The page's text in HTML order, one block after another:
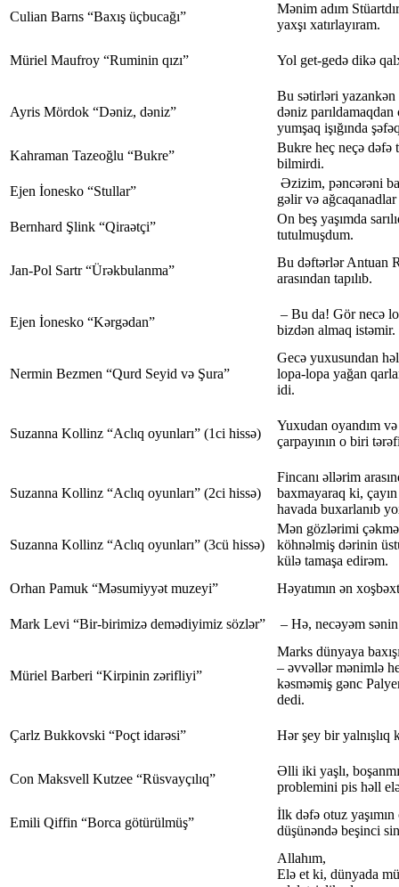
Culian Barns “Baxış üçbucağı”
Mənim adım
yaxşı xatırlayıram.
Müriel Maufroy “Ruminin qızı” Yol get-gedə dikə
Ayris Mördok “Dəniz, dəniz”
Bu sətirləri yazankən
dəniz
yumşaq işığında
Kahraman Tazeoğlu “Bukre”
Bukre heç neçə dəfə
bilmirdi.
Ejen İonesko “Stullar”
Əzizim, pəncərəni
gəlir və
Bernhard Şlink “Qiraətçi”
On beş yaşımda
tutulmuşdum.
Jan-Pol Sartr “Ürəkbulanma”
Bu dəftərlər Antuan
arasından tapılıb.
Ejen İonesko “Kərgədan”
– Bu da! Gör necə
bizdən almaq istəmir.
Nermin Bezmen “Qurd Seyid və Şura”
Gecə yuxusundan
lopa-lopa yağan
idi.
Suzanna Kollinz “Aclıq oyunları” (1ci hissə)
Yuxudan oyandım
çarpayının o biri
Suzanna Kollinz “Aclıq oyunları” (2ci hissə)
Fincanı əllərim
baxmayaraq ki,
havada buxarlanıb
Suzanna Kollinz “Aclıq oyunları” (3cü hissə)
Mən gözlərimi
köhnəlmiş dərinin
külə tamaşa edirəm.
Orhan Pamuk “Məsumiyyət muzeyi”
Həyatımın ən
Mark Levi “Bir-birimizə demədiyimiz sözlər” – Hə, necəyəm
Müriel Barberi “Kirpinin zərifliyi”
Marks dünyaya
– əvvəllər mənimlə
kəsməmiş gənc
dedi.
Çarlz Bukkovski “Poçt idarəsi” Hər şey bir yalnışlıq
Con Maksvell Kutzee “Rüsvayçılıq”
Əlli iki yaşlı,
problemini pis həll
Emili Qiffin “Borca götürülmüş”
İlk dəfə otuz yaşımın
düşünəndə beşinci
Allahım,
Elə et ki, dünyada